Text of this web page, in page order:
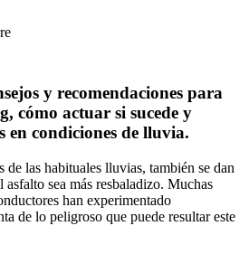
y recomendaciones para
cómo actuar si sucede y
en condiciones de lluvia.
las habituales lluvias, también se dan
asfalto sea más resbaladizo. Muchas
han experimentado
de lo peligroso que puede resultar este